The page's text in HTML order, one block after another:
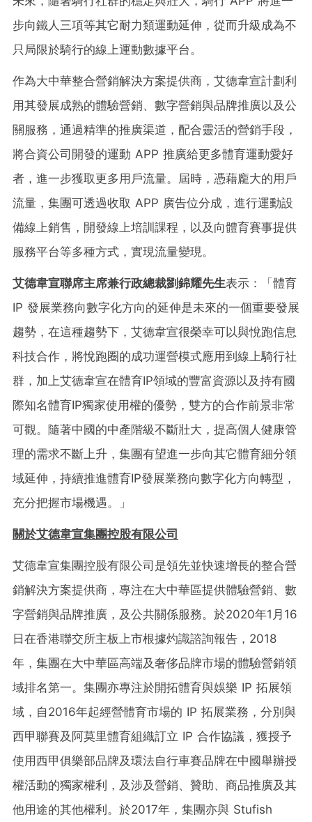
步向鐵人三項等其它耐力類運動延伸，從而升級成為不
只局限於騎行的線上運動數據平台。
作為大中華整合營銷解決方案提供商，艾德韋宣計劃利
用其發展成熟的體驗營銷、數字營銷與品牌推廣以及公
關服務，通過精準的推廣渠道，配合靈活的營銷手段，
將合資公司開發的運動 APP 推廣給更多體育運動愛好
者，進一步獲取更多用戶流量。屆時，憑藉龐大的用戶
流量，集團可透過收取 APP 廣告位分成，進行運動設
備線上銷售，開發線上培訓課程，以及向體育賽事提供
服務平台等多種方式，實現流量變現。
艾德韋宣聯席主席兼行政總裁劉錦耀先生表示：「體育
IP 發展業務向數字化方向的延伸是未來的一個重要發展
趨勢，在這種趨勢下，艾德韋宣很榮幸可以與悅跑信息
科技合作，將悅跑圈的成功運營模式應用到線上騎行社
群，加上艾德韋宣在體育IP領域的豐富資源以及持有國
際知名體育IP獨家使用權的優勢，雙方的合作前景非常
可觀。隨著中國的中產階級不斷壯大，提高個人健康管
理的需求不斷上升，集團有望進一步向其它體育細分領
域延伸，持續推進體育IP發展業務向數字化方向轉型，
充分把握市場機遇。」
關於艾德韋宣集團控股有限公司
艾德韋宣集團控股有限公司是領先並快速增長的整合營
銷解決方案提供商，專注在大中華區提供體驗營銷、數
字營銷與品牌推廣，及公共關係服務。於2020年1月16
日在香港聯交所主板上市根據灼識諮詢報告，2018
年，集團在大中華區高端及奢侈品牌市場的體驗營銷領
域排名第一。集團亦專注於開拓體育與娛樂 IP 拓展領
域，自2016年起經營體育市場的 IP 拓展業務，分別與
西甲聯賽及阿莫里體育組織訂立 IP 合作協議，獲授予
使用西甲俱樂部品牌及環法自行車賽品牌在中國舉辦授
權活動的獨家權利，及涉及營銷、贊助、商品推廣及其
他用途的其他權利。於2017年，集團亦與 Stufish